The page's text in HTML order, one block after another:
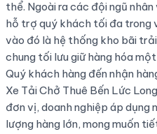
thể. Ngoài ra các đội ngũ
hỗ trợ quý khách tối đa trong
vào đó là hệ thống kho bãi
chung tối lưu giữ hàng hóa
Quý khách hàng đến nhận
Xe Tải Chở Thuê Bến Lức
đơn vị, doanh nghiệp áp dụng
lượng hàng lớn, mong muốn